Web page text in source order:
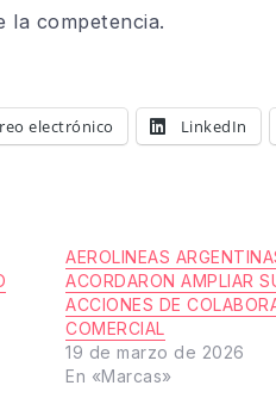
la competencia.
electrónico LinkedIn
AEROLINEAS
ACORDARON AMPLIAR
ACCIONES DE
COMERCIAL
19 de marzo de 2026
En «Marcas»